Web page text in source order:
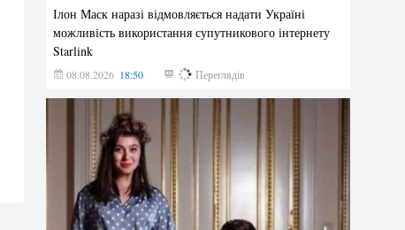
Ілон Маск наразі відмовляється надати Україні
можливість використання супутникового інтернету
Starlink
08.08.2026 18:50 308 Переглядів